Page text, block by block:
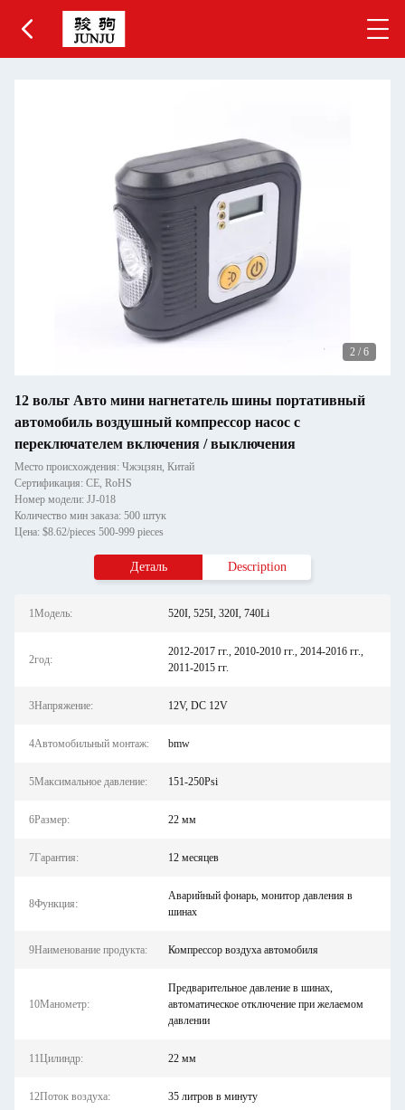
2 / 6
12 вольт Авто мини нагнетатель шины портативный
автомобиль воздушный компрессор насос с
переключателем включения / выключения
Место происхождения: Чжэцзян, Китай
Сертификация: CE, RoHS
Номер модели: JJ-018
Количество мин заказа: 500 штук
Цена: $8.62/pieces 500-999 pieces
Деталь Description
1Модель: 520I, 525I, 320I, 740Li
2год:
2012-2017 гг., 2010-2010 гг., 2014-2016 гг.,
2011-2015 гг.
3Напряжение: 12V, DC 12V
4Автомобильный монтаж: bmw
5Максимальное давление: 151-250Psi
6Размер: 22 мм
7Гарантия: 12 месяцев
8Функция:
Аварийный фонарь, монитор давления в
шинах
9Наименование продукта: Компрессор воздуха автомобиля
10Манометр:
Предварительное давление в шинах,
автоматическое отключение при желаемом
давлении
11Цилиндр: 22 мм
12Поток воздуха: 35 литров в минуту